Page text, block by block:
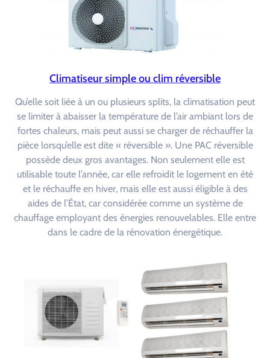
Climatiseur simple ou clim réversible
Qu’elle soit liée à un ou plusieurs splits, la climatisation peut
se limiter à abaisser la température de l’air ambiant lors de
fortes chaleurs, mais peut aussi se charger de réchauffer la
pièce lorsqu’elle est dite « réversible ». Une PAC réversible
possède deux gros avantages. Non seulement elle est
utilisable toute l’année, car elle refroidit le logement en été
et le réchauffe en hiver, mais elle est aussi éligible à des
aides de l’État, car considérée comme un système de
chauffage employant des énergies renouvelables. Elle entre
dans le cadre de la rénovation énergétique.